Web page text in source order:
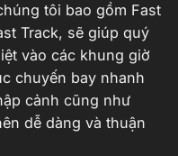
tôi bao gồm Fast
Track, sẽ giúp quý
vào các khung giờ
chuyến bay nhanh
cảnh cũng như
dễ dàng và thuận